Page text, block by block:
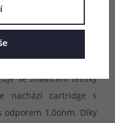
se žhavícími tělísky
nachází cartridge s
odporem 1,0ohm. Díky